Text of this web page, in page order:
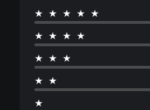
★★★★★
★★★★
★★★
★★
★